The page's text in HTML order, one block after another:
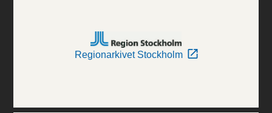
Regionarkivet Stockholm